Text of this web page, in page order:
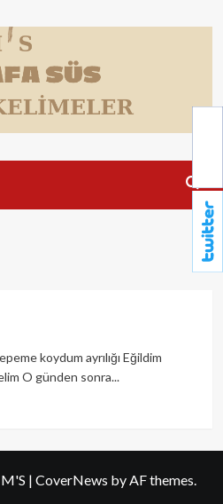
koydum ayrılığı Eğildim
O günden sonra...
| CoverNews by AF themes.